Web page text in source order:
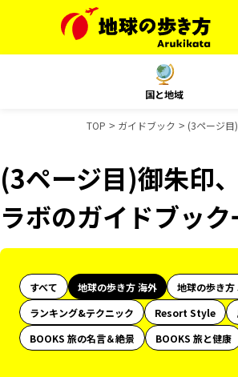
国と地域
TOP ガイドブック (3ページ目
(3ページ目)御朱印
ラボのガイドブッ
すべて 地球の歩き方 海外 地球の歩き方
ランキング&テクニック
Resort Style
BOOKS 旅の名言＆絶景
BOOKS 旅と健康